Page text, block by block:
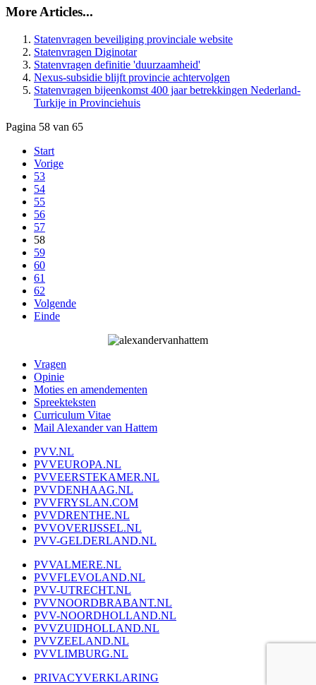
More Articles...
Statenvragen beveiliging provinciale website
Statenvragen Diginotar
Statenvragen definitie 'duurzaamheid'
Nexus-subsidie blijft provincie achtervolgen
Statenvragen bijeenkomst 400 jaar betrekkingen Nederland-
Turkije in Provinciehuis
Pagina 58 van 65
Start
Vorige
53
54
55
56
57
58
59
60
61
62
Volgende
Einde
Vragen
Opinie
Moties en amendementen
Spreekteksten
Curriculum Vitae
Mail Alexander van Hattem
PVV.NL
PVVEUROPA.NL
PVVEERSTEKAMER.NL
PVVDENHAAG.NL
PVVFRYSLAN.COM
PVVDRENTHE.NL
PVVOVERIJSSEL.NL
PVV-GELDERLAND.NL
PVVALMERE.NL
PVVFLEVOLAND.NL
PVV-UTRECHT.NL
PVVNOORDBRABANT.NL
PVV-NOORDHOLLAND.NL
PVVZUIDHOLLAND.NL
PVVZEELAND.NL
PVVLIMBURG.NL
PRIVACYVERKLARING